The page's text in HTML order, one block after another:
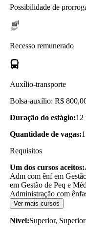
Possibilidade de
Recesso remunerado
Auxílio-transporte
Bolsa-auxílio: R$
Duração do estágio:12
Quantidade de vagas:1
Requisitos
Um dos cursos aceitos:
Adm com ênf em
em Gestão de Peq e
Administração com
Ver mais cursos
Nível:Superior,